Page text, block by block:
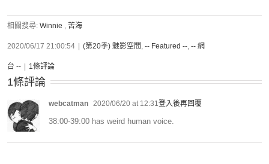
相關搜尋: Winnie , 苦海
2020/06/17 21:00:54 (第20季) 魅影空間 , -- Featured --, -- 網
台 -- 1條評論
1條評論
webcatman 2020/06/20 at 12:31登入後再回覆
38:00-39:00 has weird human voice.